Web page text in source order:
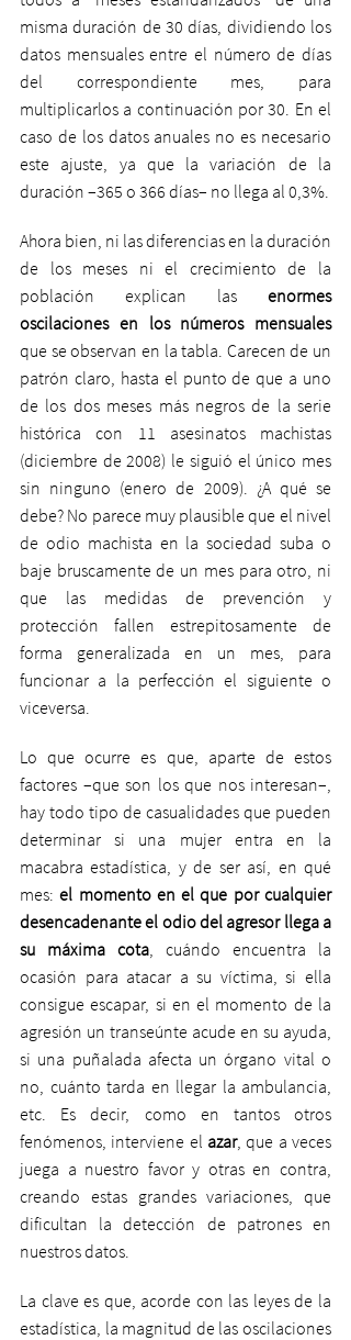
misma duración de 30 días, dividiendo los
datos mensuales entre el número de días
del correspondiente mes, para
multiplicarlos a continuación por 30. En el
caso de los datos anuales no es necesario
este ajuste, ya que la variación de la
duración –365 o 366 días– no llega al 0,3%.
Ahora bien, ni las diferencias en la duración
de los meses ni el crecimiento de la
población explican las enormes
oscilaciones en los números mensuales
que se observan en la tabla. Carecen de un
patrón claro, hasta el punto de que a uno
de los dos meses más negros de la serie
histórica con 11 asesinatos machistas
(diciembre de 2008) le siguió el único mes
sin ninguno (enero de 2009). ¿A qué se
debe? No parece muy plausible que el nivel
de odio machista en la sociedad suba o
baje bruscamente de un mes para otro, ni
que las medidas de prevención y
protección fallen estrepitosamente de
forma generalizada en un mes, para
funcionar a la perfección el siguiente o
viceversa.
Lo que ocurre es que, aparte de estos
factores –que son los que nos interesan–,
hay todo tipo de casualidades que pueden
determinar si una mujer entra en la
macabra estadística, y de ser así, en qué
mes: el momento en el que por cualquier
desencadenante el odio del agresor llega a
su máxima cota, cuándo encuentra la
ocasión para atacar a su víctima, si ella
consigue escapar, si en el momento de la
agresión un transeúnte acude en su ayuda,
si una puñalada afecta un órgano vital o
no, cuánto tarda en llegar la ambulancia,
etc. Es decir, como en tantos otros
fenómenos, interviene el azar, que a veces
juega a nuestro favor y otras en contra,
creando estas grandes variaciones, que
dificultan la detección de patrones en
nuestros datos.
La clave es que, acorde con las leyes de la
estadística, la magnitud de las oscilaciones